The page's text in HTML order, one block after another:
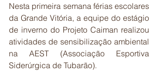
Nesta primeira semana férias escolares
da Grande Vitória, a equipe do estágio
de inverno do Projeto Caiman realizou
atividades de sensibilização ambiental
na AEST (Associação Esportiva
Siderúrgica de Tubarão).